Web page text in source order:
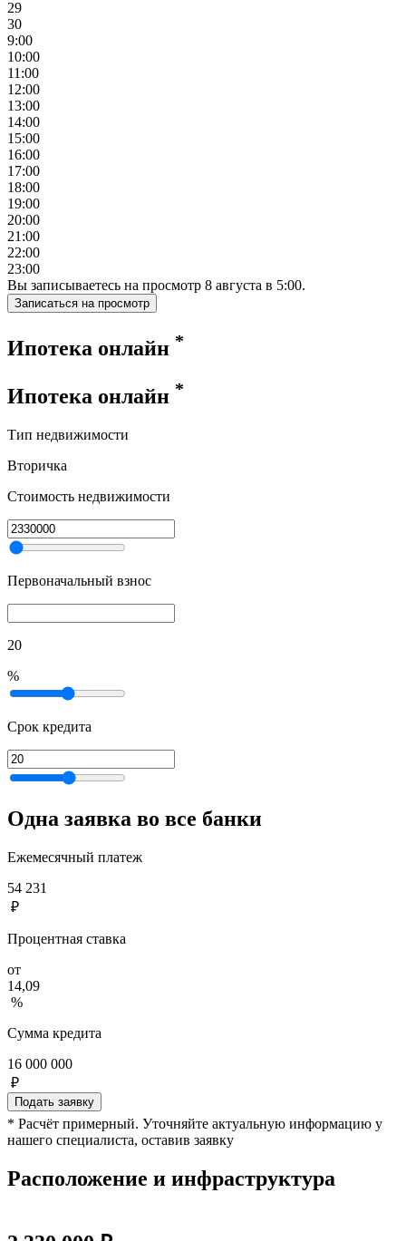
29
30
9:00
10:00
11:00
12:00
13:00
14:00
15:00
16:00
17:00
18:00
19:00
20:00
21:00
22:00
23:00
Вы записываетесь на просмотр 8 августа в 5:00.
Записаться на просмотр
Ипотека онлайн *
Ипотека онлайн *
Тип недвижимости
Вторичка
Стоимость недвижимости
Первоначальный взнос
20
%
Срок кредита
Одна заявка во все банки
Ежемесячный платеж
54 231
₽
Процентная ставка
от
14,09
%
Сумма кредита
16 000 000
₽
Подать заявку
* Расчёт примерный. Уточняйте актуальную информацию у
нашего специалиста, оставив заявку
Расположение и инфраструктура